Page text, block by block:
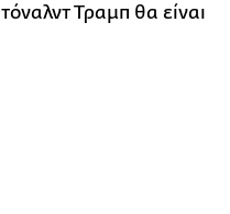
Τραμπ θα είναι